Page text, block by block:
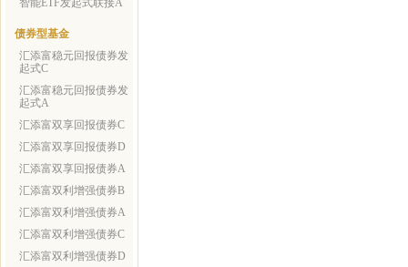
智能ETF发起式联接A
债券型基金
汇添富稳元回报债券发
起式C
汇添富稳元回报债券发
起式A
汇添富双享回报债券C
汇添富双享回报债券D
汇添富双享回报债券A
汇添富双利增强债券B
汇添富双利增强债券A
汇添富双利增强债券C
汇添富双利增强债券D